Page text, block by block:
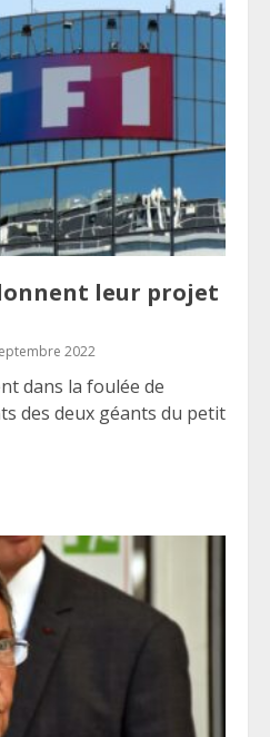
leur projet
2022
dans la foulée de
des deux géants du petit